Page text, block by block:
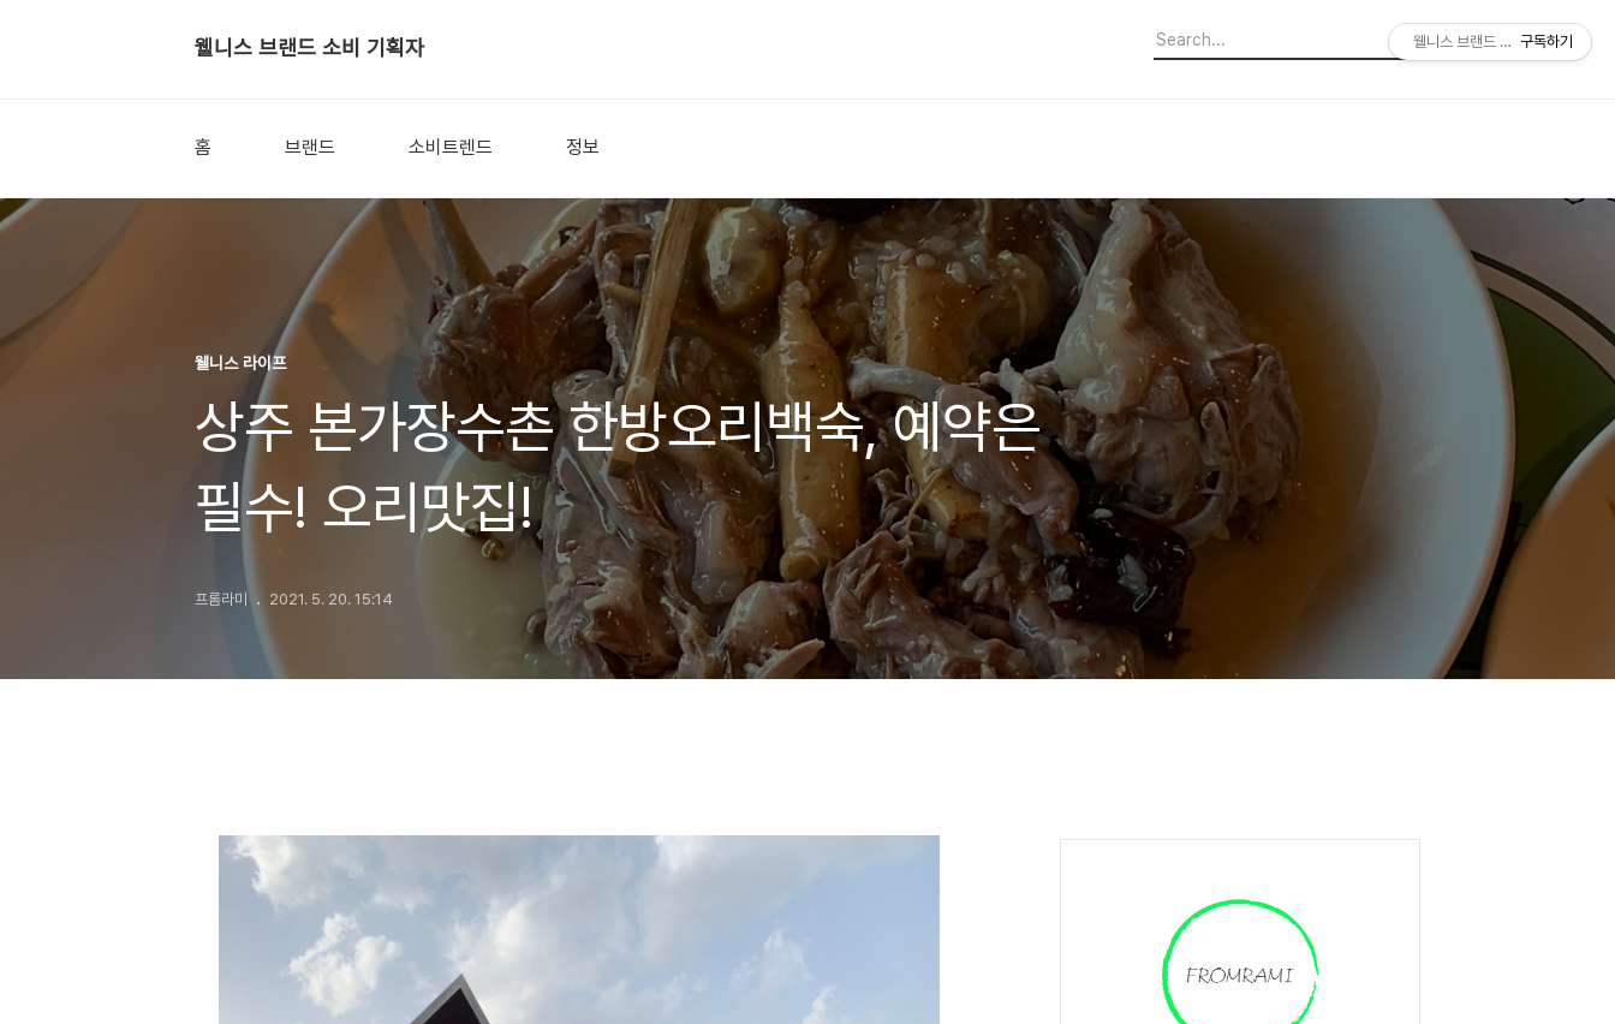
웰니스 브랜드 소비 기획자
홈 브랜드 소비트렌드 정보
웰니스 라이프
상주 본가장수촌 한방오리백숙, 예약은
필수! 오리맛집!
프롬라미 2021. 5. 20. 15:14
웰니스 브랜드 소비 기획자
구독하기